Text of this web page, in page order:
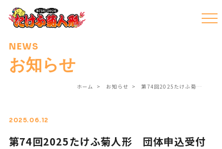
NEWS
お知らせ
ホーム お知らせ 第74回2025たけふ菊…
2025.06.12
第74回2025たけふ菊人形 団体申込受付